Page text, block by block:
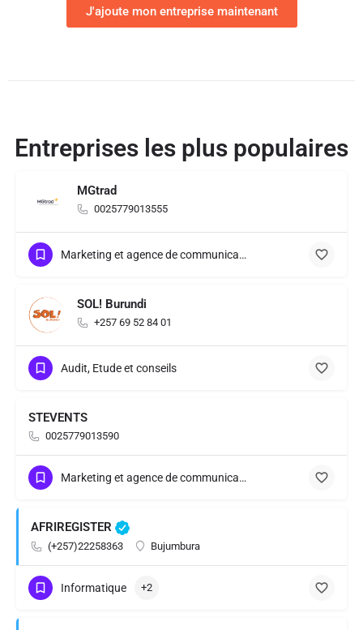
J'ajoute mon entreprise maintenant
Entreprises les plus populaires
MGtrad
0025779013555
Marketing et agence de communication
SOL! Burundi
+257 69 52 84 01
Audit, Etude et conseils
STEVENTS
0025779013590
Marketing et agence de communication
AFRIREGISTER
(+257)22258363 Bujumbura
Informatique +2